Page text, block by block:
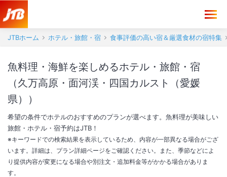
JTBホーム ホテル・旅館・宿 食事評価の高い宿＆厳選食材の宿特集
魚料理・海鮮を楽しめるホテル・旅館・宿
（久万高原・面河渓・四国カルスト（愛媛
県））
希望の条件でホテルのおすすめのプランが選べます。魚料理が美味しい
旅館・ホテル・宿予約はJTB！
※キーワードでの検索結果を表示しているため、内容が一部異なる場合がござ
います。詳細は、プラン詳細ページをご確認ください。また、季節などによ
り提供内容が変更になる場合や別注文・追加料金等がかかる場合がありま
す。